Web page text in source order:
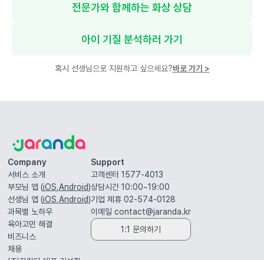
전문가와 함께하는 화상 상담
아이 기질 분석하러 가기
혹시 선생님으로 지원하고 싶으세요?바로 가기 >
Company
서비스 소개
부모님 앱 (iOS Android)
선생님 앱 (iOS Android)
과목별 노하우
육아고민 해결
비즈니스
채용
Support
고객센터 1577-4013
상담시간 10:00~19:00
기업 제휴 02-574-0128
이메일 contact@jaranda.kr
1:1 문의하기